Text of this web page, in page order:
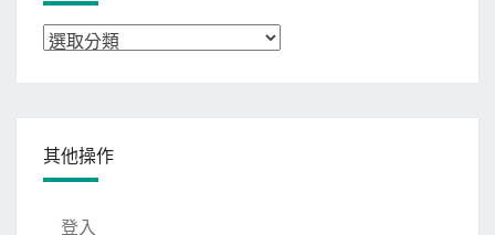
分
其他操作
登入